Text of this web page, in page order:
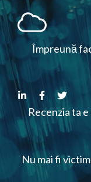
Împreună
Recenzia ta
Nu mai fi